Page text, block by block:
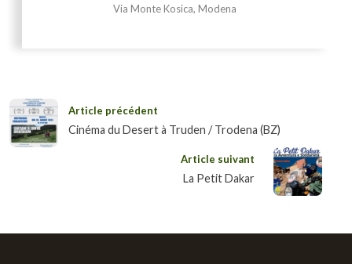
Via Monte Kosica, Modena
Article précédent
Cinéma du Desert à Truden / Trodena (BZ)
Article suivant
La Petit Dakar